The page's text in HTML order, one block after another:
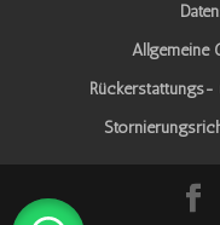
Allgemeine
Rückerstattungs-